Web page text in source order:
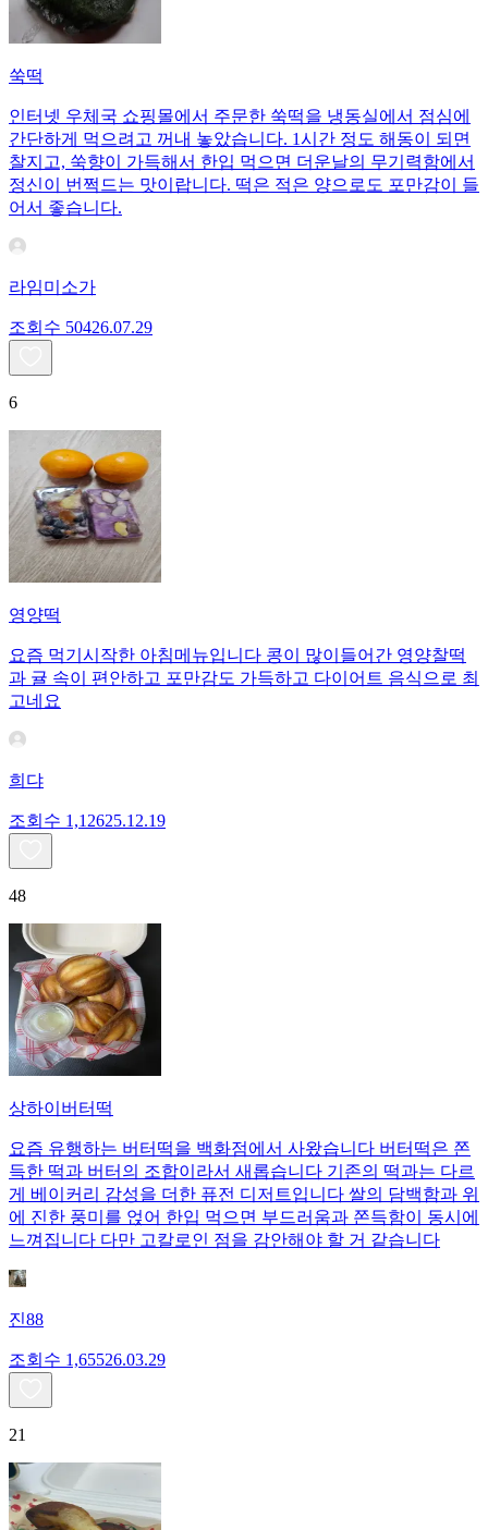
쑥떡
인터넷 우체국 쇼핑몰에서 주문한 쑥떡을 냉동실에서 점심에
간단하게 먹으려고 꺼내 놓았습니다. 1시간 정도 해동이 되면
찰지고, 쑥향이 가득해서 한입 먹으면 더운날의 무기력함에서
정신이 번쩍드는 맛이랍니다. 떡은 적은 양으로도 포만감이 들
어서 좋습니다.
라임미소가
조회수 50426.07.29
6
영양떡
요즘 먹기시작한 아침메뉴입니다 콩이 많이들어간 영양찰떡
과 귤 속이 편안하고 포만감도 가득하고 다이어트 음식으로 최
고네요
희댜
조회수 1,12625.12.19
48
상하이버터떡
요즘 유행하는 버터떡을 백화점에서 사왔습니다 버터떡은 쫀
득한 떡과 버터의 조합이라서 새롭습니다 기존의 떡과는 다르
게 베이커리 감성을 더한 퓨전 디저트입니다 쌀의 담백함과 위
에 진한 풍미를 얹어 한입 먹으면 부드러움과 쫀득함이 동시에
느껴집니다 다만 고칼로인 점을 감안해야 할 거 같습니다
진88
조회수 1,65526.03.29
21